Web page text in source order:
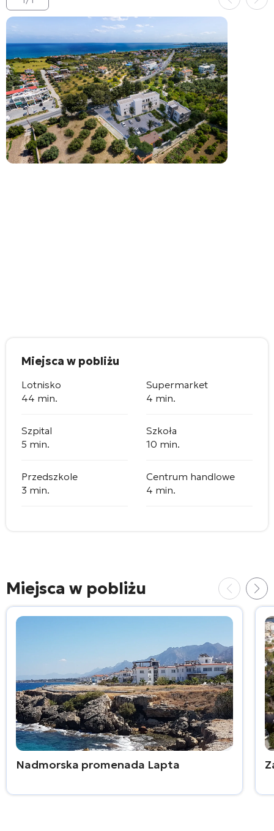
Miejsca w pobliżu
Lotnisko
44 min.
Supermarket
4 min.
Szpital
5 min.
Szkoła
10 min.
Przedszkole
3 min.
Centrum handlowe
4 min.
Miejsca w pobliżu
Nadmorska promenada Lapta